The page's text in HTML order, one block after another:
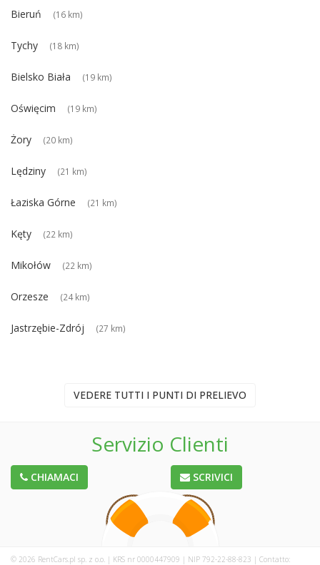
Bieruń (16 km)
Tychy (18 km)
Bielsko Biała (19 km)
Oświęcim (19 km)
Żory (20 km)
Lędziny (21 km)
Łaziska Górne (21 km)
Kęty (22 km)
Mikołów (22 km)
Orzesze (24 km)
Jastrzębie-Zdrój (27 km)
VEDERE TUTTI I PUNTI DI PRELIEVO
Servizio Clienti
CHIAMACI SCRIVICI
© 2026 RentCars.pl sp. z o.o. | KRS nr 0000447909 | NIP 792-22-88-823 | Contatto: